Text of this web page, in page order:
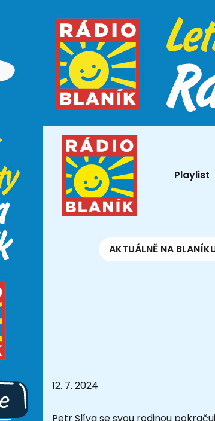
Playlist
AKTUÁLNĚ NA
12. 7. 2024
Petr Slíva se svou rodinou